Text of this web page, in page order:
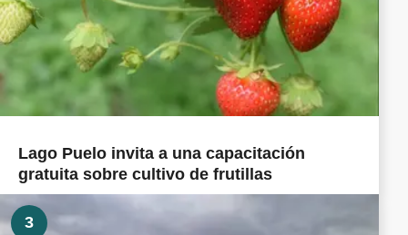
Lago Puelo invita a una capacitación
gratuita sobre cultivo de frutillas
3